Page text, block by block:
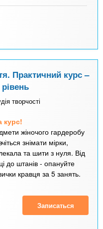
Практичний курс –
творчості
курс!
жіночого гардеробу
знімати мірки,
та шити з нуля. Від
до штанів - опануйте
кравця за 5 занять.
Записаться